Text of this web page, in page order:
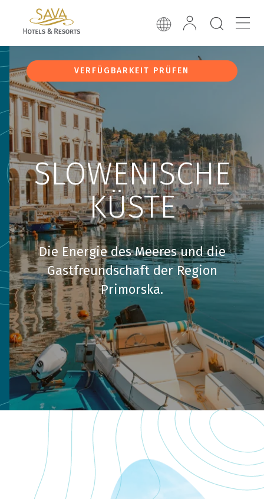
VERFÜGBARKEIT PRÜFEN
SLOWENISCHE
KÜSTE
Die Energie des Meeres und die
Gastfreundschaft der Region
Primorska.